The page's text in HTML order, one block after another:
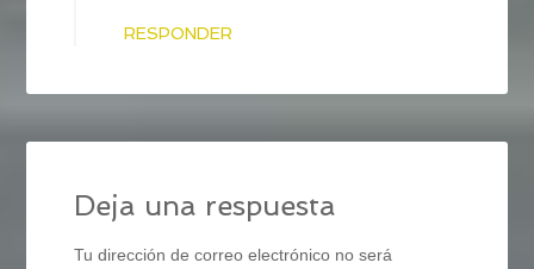
RESPONDER
Deja una respuesta
Tu dirección de correo electrónico no será